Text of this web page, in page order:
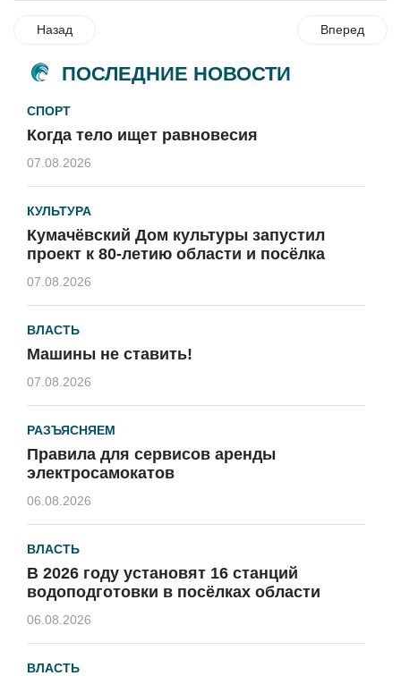
Назад Вперед
ПОСЛЕДНИЕ НОВОСТИ
СПОРТ
Когда тело ищет равновесия
07.08.2026
КУЛЬТУРА
Кумачёвский Дом культуры запустил
проект к 80-летию области и посёлка
07.08.2026
ВЛАСТЬ
Машины не ставить!
07.08.2026
РАЗЪЯСНЯЕМ
Правила для сервисов аренды
электросамокатов
06.08.2026
ВЛАСТЬ
В 2026 году установят 16 станций
водоподготовки в посёлках области
06.08.2026
ВЛАСТЬ